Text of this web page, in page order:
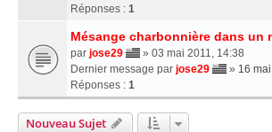
Réponses : 1
Mésange charbonnière dans un
par jose29
» 03 mai 2011, 14:38
Dernier message par jose29 » 16
Réponses : 1
Nouveau Sujet